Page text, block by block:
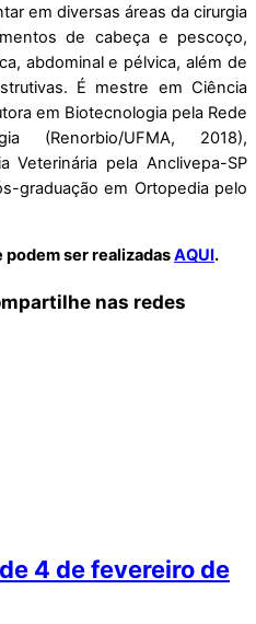
em diversas áreas da cirurgia
de cabeça e pescoço,
abdominal e pélvica, além de
É mestre em Ciência
em Biotecnologia pela Rede
(Renorbio/UFMA, 2018),
Veterinária pela Anclivepa-SP
graduação em Ortopedia pelo
ser realizadasAQUI.
nas redes
4 de fevereiro de